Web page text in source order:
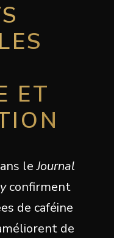
ET
leJournal
confirment
de caféine
de